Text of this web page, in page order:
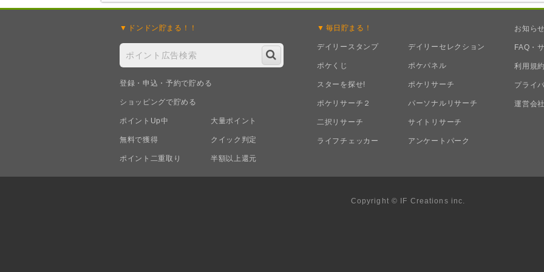
ドンドン貯まる！！
登録・申込・予約で貯める
ショッピングで貯める
ポイントUp中 大量ポイント
無料で獲得 クイック判定
ポイント二重取り 半額以上還元
毎日 貯まる！
デイリースタンプ デイリーセレクション
ポケくじ ポケパネル
スターを探せ! ポケリサーチ
ポケリサーチ２ パーソナルリサーチ
二択リサーチ サイトリサーチ
ライフチェッカー アンケートパーク
お知らせ
FAQ・
利用規約
プライ
運営会社
Copyright © IF Creations inc.